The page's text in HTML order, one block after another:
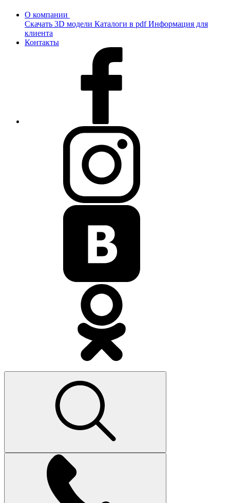
О компании
Скачать 3D модели Каталоги в pdf Информация для
клиента
Контакты